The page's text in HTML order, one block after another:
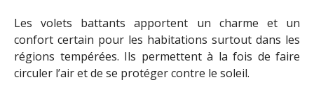
Les volets battants apportent un charme et un
confort certain pour les habitations surtout dans les
régions tempérées. Ils permettent à la fois de faire
circuler l’air et de se protéger contre le soleil.